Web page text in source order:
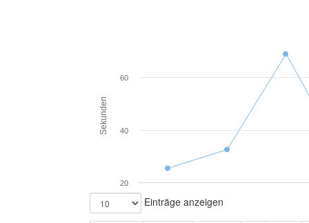
Sekunden
20
40
60
Einträge anzeigen